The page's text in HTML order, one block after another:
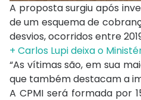
A proposta surgiu após
de um esquema de
desvios, ocorridos entre
+ Carlos Lupi deixa o
“As vítimas são, em sua
que também destacam a
A CPMI será formada por